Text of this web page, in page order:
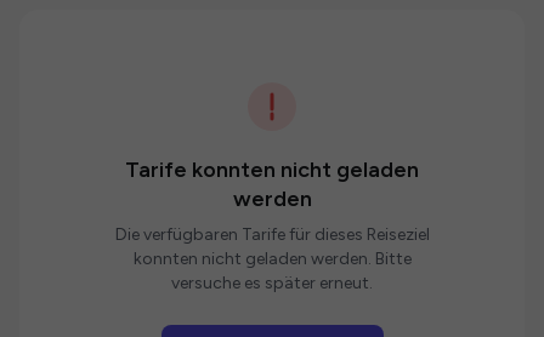
Tarife konnten nicht geladen
werden
Die verfügbaren Tarife für dieses Reiseziel
konnten nicht geladen werden. Bitte
versuche es später erneut.